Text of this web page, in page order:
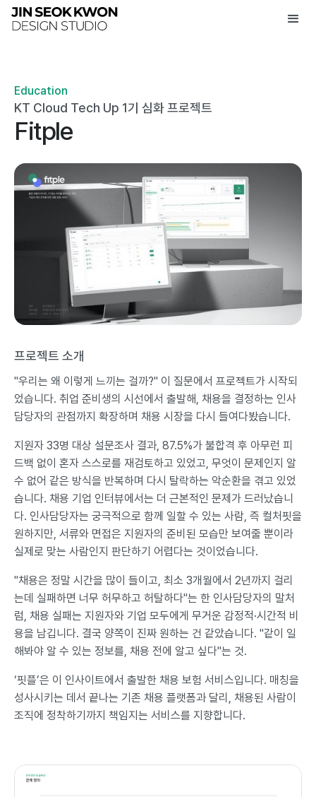
Education
KT Cloud Tech Up 1기 심화 프로젝트
Fitple
프로젝트 소개
"우리는 왜 이렇게 느끼는 걸까?" 이 질문에서 프로젝트가 시작되
었습니다. 취업 준비생의 시선에서 출발해, 채용을 결정하는 인사
담당자의 관점까지 확장하며 채용 시장을 다시 들여다봤습니다.
지원자 33명 대상 설문조사 결과, 87.5%가 불합격 후 아무런 피
드백 없이 혼자 스스로를 재검토하고 있었고, 무엇이 문제인지 알
수 없어 같은 방식을 반복하며 다시 탈락하는 악순환을 겪고 있었
습니다. 채용 기업 인터뷰에서는 더 근본적인 문제가 드러났습니
다. 인사담당자는 궁극적으로 함께 일할 수 있는 사람, 즉 컬처핏을
원하지만, 서류와 면접은 지원자의 준비된 모습만 보여줄 뿐이라
실제로 맞는 사람인지 판단하기 어렵다는 것이었습니다.
"채용은 정말 시간을 많이 들이고, 최소 3개월에서 2년까지 걸리
는데 실패하면 너무 허무하고 허탈하다"는 한 인사담당자의 말처
럼, 채용 실패는 지원자와 기업 모두에게 무거운 감정적·시간적 비
용을 남깁니다. 결국 양쪽이 진짜 원하는 건 같았습니다. "같이 일
해봐야 알 수 있는 정보를, 채용 전에 알고 싶다"는 것.
‘핏플’은 이 인사이트에서 출발한 채용 보험 서비스입니다. 매칭을
성사시키는 데서 끝나는 기존 채용 플랫폼과 달리, 채용된 사람이
조직에 정착하기까지 책임지는 서비스를 지향합니다.